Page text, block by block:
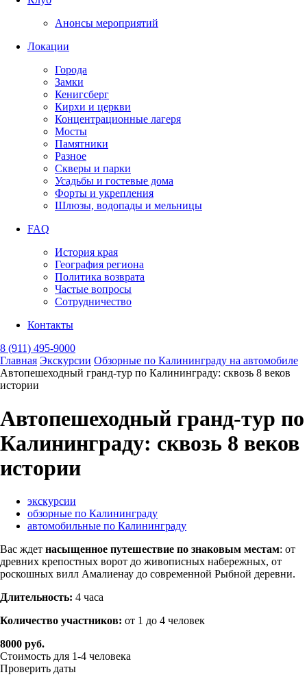
Анонсы мероприятий
Локации
Города
Замки
Кенигсберг
Кирхи и церкви
Концентрационные лагеря
Мосты
Памятники
Разное
Скверы и парки
Усадьбы и гостевые дома
Форты и укрепления
Шлюзы, водопады и мельницы
FAQ
История края
География региона
Политика возврата
Частые вопросы
Сотрудничество
Контакты
8 (911) 495-9000
Главная Экскурсии Обзорные по Калининграду на автомобиле
Автопешеходный гранд-тур по Калининграду: сквозь 8 веков
истории
Автопешеходный гранд-тур по
Калининграду: сквозь 8 веков
истории
экскурсии
обзорные по Калининграду
автомобильные по Калининграду
Вас ждет насыщенное путешествие по знаковым местам: от
древних крепостных ворот до живописных набережных, от
роскошных вилл Амалиенау до современной Рыбной деревни.
Длительность: 4 часа
Количество участников: от 1 до 4 человек
8000 руб.
Стоимость для 1-4 человека
Проверить даты